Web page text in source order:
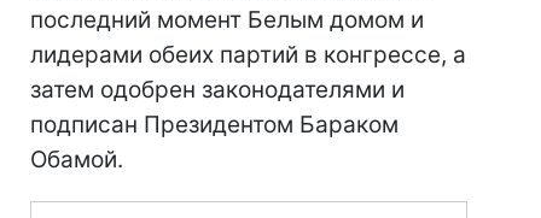
последний момент Белым домом и
лидерами обеих партий в конгрессе, а
затем одобрен законодателями и
подписан Президентом Бараком
Обамой.